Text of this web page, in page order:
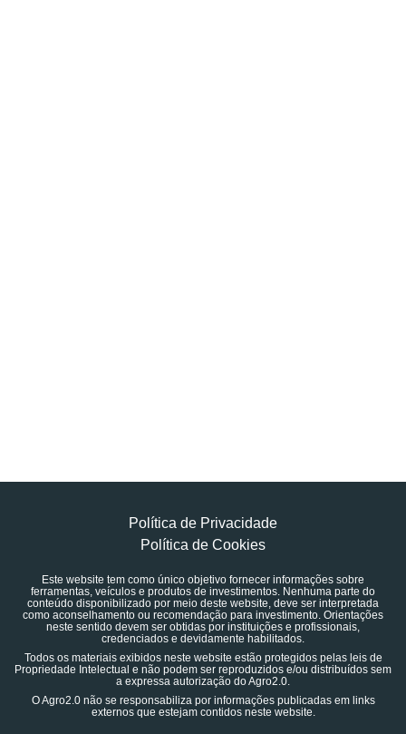
Política de Privacidade
Política de Cookies
Este website tem como único objetivo fornecer informações sobre
ferramentas, veículos e produtos de investimentos. Nenhuma parte do
conteúdo disponibilizado por meio deste website, deve ser interpretada
como aconselhamento ou recomendação para investimento. Orientações
neste sentido devem ser obtidas por instituições e profissionais,
credenciados e devidamente habilitados.
Todos os materiais exibidos neste website estão protegidos pelas leis de
Propriedade Intelectual e não podem ser reproduzidos e/ou distribuídos sem
a expressa autorização do Agro2.0.
O Agro2.0 não se responsabiliza por informações publicadas em links
externos que estejam contidos neste website.